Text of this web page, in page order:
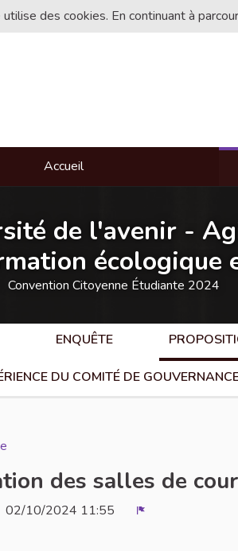
utilise des cookies. En continuant à
Accueil
de l'avenir -
écologique
Convention Citoyenne Étudiante 2024
ENQUÊTE
DU COMITÉ DE
des salles de
02/10/2024 11:55